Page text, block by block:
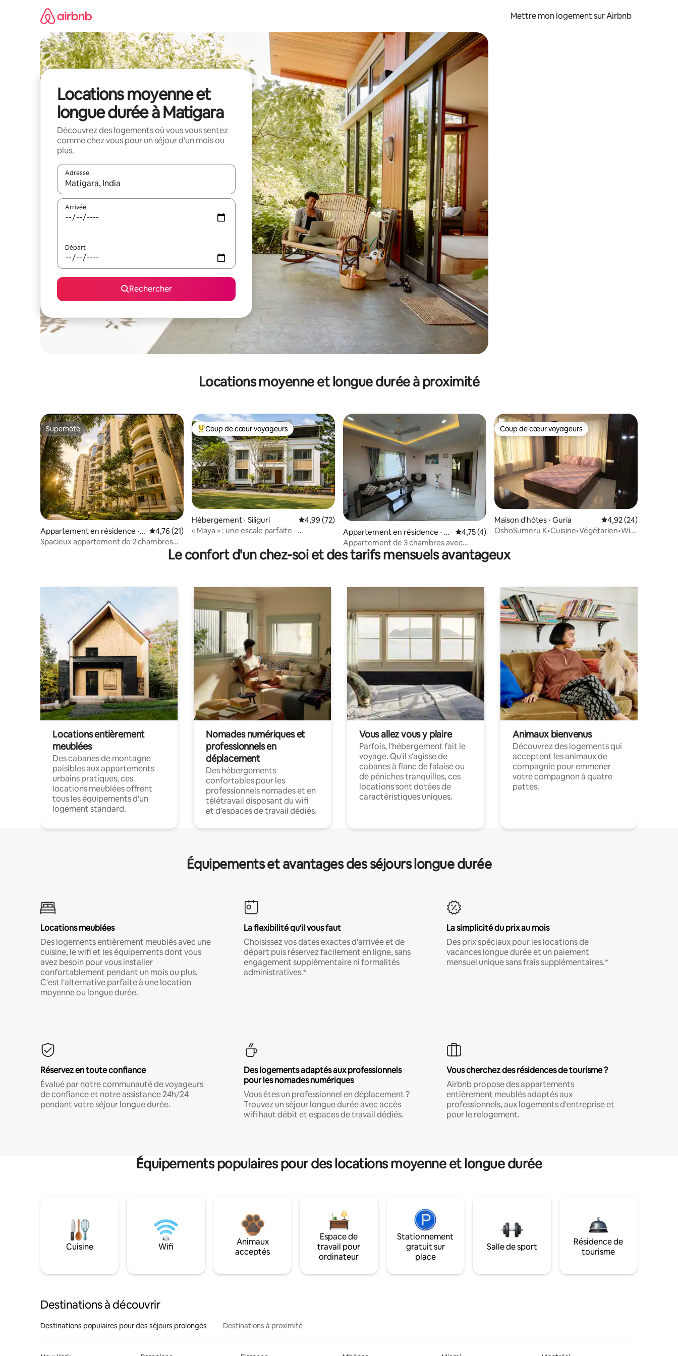
Mettre mon logement sur Airbnb
Locations moyenne et
longue durée à Matigara
Découvrez des logements où vous vous sentez
comme chez vous pour un séjour d'un mois ou
plus.
Adresse
Lorsque les résultats s'affichent, utilisez les flèches vers le haut et vers le bas pour les parcourir ou en appuyant et en faisant glisser.
Arrivée
Départ
Rechercher
Locations moyenne et longue durée à proximité
Superhôte
Superhôte
Appartement en résidence ⋅ S
iliguri
Évaluation moyenne sur la base de 21 commentaires : 4,76 sur 5
4,76 (21)
Spacieux appartement de 2 chambres
Coups de cœur voyageurs les plus appréciés
Coup de cœur voyageurs
Hébergement ⋅ Siliguri Évaluation moyenne sur la base de 72 commentaires : 4,99 sur 5
4,99 (72)
« Maya » : une escale parfaite –
salon et cuisine – Parking privé
Appartement en résidence ⋅ Sil
iguri
Évaluation moyenne sur la base de 4 commentaires : 4,75 sur 5
4,75 (4)
Appartement de 3 chambres avec
climatisation complète à côté du centre-
ville et de Neotia
Coup de cœur voyageurs
Coup de cœur voyageurs
Maison d'hôtes ⋅ Guria Évaluation moyenne
4,92 (24)
OshoSumeru K•Cuisine•Végétarien•Wi-
Le confort d'un chez-soi et des tarifs mensuels avantageux
Locations entièrement
meublées
Des cabanes de montagne
paisibles aux appartements
urbains pratiques, ces
locations meublées offrent
tous les équipements d'un
logement standard.
Nomades numériques et
professionnels en
déplacement
Des hébergements
confortables pour les
professionnels nomades et en
télétravail disposant du wifi
et d'espaces de travail dédiés.
Vous allez vous y plaire
Parfois, l'hébergement fait le
voyage. Qu'il s'agisse de
cabanes à flanc de falaise ou
de péniches tranquilles, ces
locations sont dotées de
caractéristiques uniques.
Animaux bienvenus
Découvrez des logements qui
acceptent les animaux de
compagnie pour emmener
votre compagnon à quatre
pattes.
Équipements et avantages des séjours longue durée
Locations meublées
Des logements entièrement meublés avec une
cuisine, le wifi et les équipements dont vous
avez besoin pour vous installer
confortablement pendant un mois ou plus.
C'est l'alternative parfaite à une location
moyenne ou longue durée.
La flexibilité qu'il vous faut
Choisissez vos dates exactes d'arrivée et de
départ puis réservez facilement en ligne, sans
engagement supplémentaire ni formalités
administratives.*
La simplicité du prix au mois
Des prix spéciaux pour les locations de
vacances longue durée et un paiement
mensuel unique sans frais supplémentaires.*
Réservez en toute confiance
Évalué par notre communauté de voyageurs
de confiance et notre assistance 24h/24
pendant votre séjour longue durée.
Des logements adaptés aux professionnels
pour les nomades numériques
Vous êtes un professionnel en déplacement ?
Trouvez un séjour longue durée avec accès
wifi haut débit et espaces de travail dédiés.
Vous cherchez des résidences de tourisme ?
Airbnb propose des appartements
entièrement meublés adaptés aux
professionnels, aux logements d'entreprise et
pour le relogement.
Équipements populaires pour des locations moyenne et longue durée
Cuisine Wifi
Animaux
acceptés
Espace de
travail pour
ordinateur
Stationnement
gratuit sur
place
Salle de sport
Résidence de
tourisme
Destinations à découvrir
Destinations populaires pour des séjours prolongés Destinations à proximité